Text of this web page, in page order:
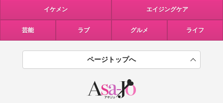
イケメン エイジングケア
芸能 ラブ グルメ ライフ
ページトップへ